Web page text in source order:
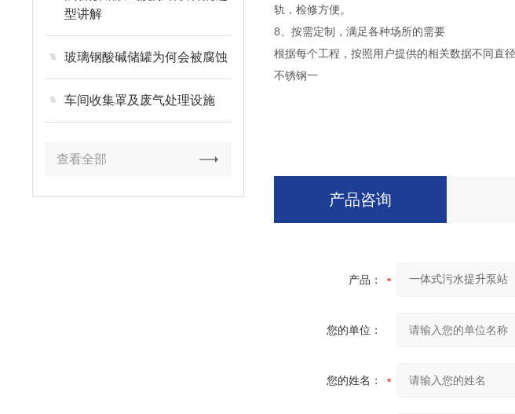
型讲解
玻璃钢酸碱储罐为何会被腐蚀
车间收集罩及废气处理设施
查看全部
轨，检修方便。
8、按需定制，满足各种场所的需要
根据每个工程，按照用户提供的相关数据不同直
不锈钢一
产品咨询
产品：
您的单位：
您的姓名：